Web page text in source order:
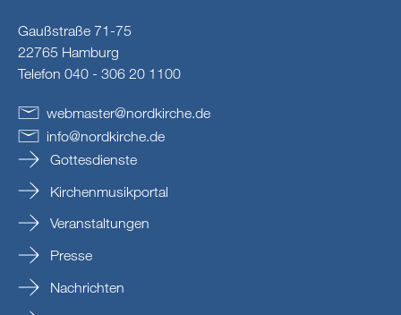
Gaußstraße 71-75
22765 Hamburg
Telefon 040 - 306 20 1100
webmaster@nordkirche.de
info@nordkirche.de
Gottesdienste
Kirchenmusikportal
Veranstaltungen
Presse
Nachrichten